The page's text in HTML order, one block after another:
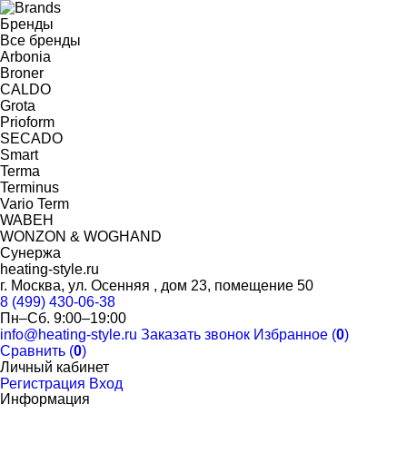
Бренды
Все бренды
Arbonia
Broner
CALDO
Grota
Prioform
SECADO
Smart
Terma
Terminus
Vario Term
WABEH
WONZON & WOGHAND
Сунержа
heating-style.ru
г. Москва, ул. Осенняя , дом 23, помещение 50
8 (499) 430-06-38
Пн–Сб. 9:00–19:00
info@heating-style.ru Заказать звонок Избранное (0)
Сравнить (0)
Личный кабинет
Регистрация Вход
Информация